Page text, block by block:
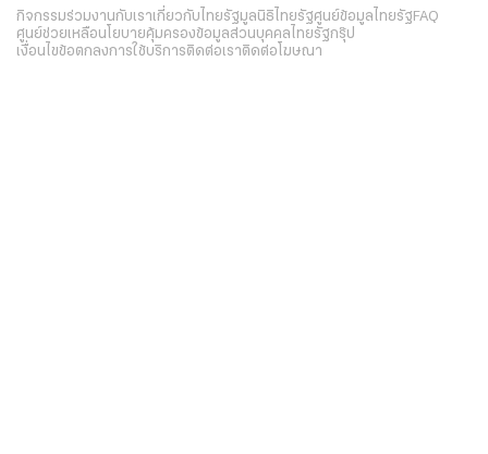
กิจกรรมร่วมงานกับเราเกี่ยวกับไทยรัฐมูลนิธิไทยรัฐศูนย์ข้อมูลไทยรัฐFAQ
ศูนย์ช่วยเหลือนโยบายคุ้มครองข้อมูลส่วนบุคคลไทยรัฐกรุ๊ป
เงื่อนไขข้อตกลงการใช้บริการติดต่อเราติดต่อโฆษณา